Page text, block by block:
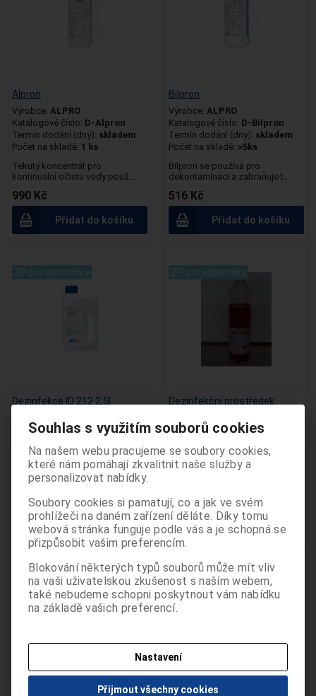
Alpron
Výrobce: ALPRO
Katalogové číslo: D-Alpron
Termín dodání (dny): skladem
Počet na skladě: 1 ks
Tekutý koncentrát pro
kontinuální očistu vody použ...
990 Kč
Přidat do košíku
Bilpron
Výrobce: ALPRO
Katalogové číslo: D-Bilpron
Termín dodání (dny): skladem
Počet na skladě: >5ks
Bilpron se používá pro
dekontaminaci a zabraňuje t...
516 Kč
Přidat do košíku
ZP pro odborníky
Dezinfekce ID 212 2,5l
Katalogové číslo: DO-0014713
Počet na skladě: 0 ks
na dezinfekci nástrojů
2 764 Kč
Přidat do košíku
ZP pro odborníky
Dezinfekční prostředek
Výrobce:CHIRANA MEDICAL
Katalogové číslo:
D-
054273240001
Termín dodání (dny):
PRODUKT již není dostupný,
náhrada Bilpron - vi ní...
881 Kč
ZP pro odborníky
Sleva
10 %
ZP pro odborníky
Oddělení Pro stomatology je určeno
odborným pracovníkům ve zdravotnictví a
informace zde uvedené nejsou určeny pro
těchto stránek potvrzujete, že jste
odborníkem ve smyslu §2a zákona č.
40/1995 Sb. o regulaci reklamy.
Beru na vědomí, že informace obsažené
dále na těchto stránkách nejsou určeny
laické veřejnosti, nýbrž zdravotnickým
odborníkům, a to se všemi riziky a důsledky
z toho plynoucími pro laickou veřejnost.
ANO POTVRZUJI
NEJSEM ODBORNÍK
Souhlas s využitím souborů cookies
Na našem webu pracujeme se soubory cookies,
které nám pomáhají zkvalitnit naše služby a
personalizovat nabídky.
Soubory cookies si pamatují, co a jak ve svém
prohlížeči na daném zařízení děláte. Díky tomu
webová stránka funguje podle vás a je schopná se
přizpůsobit vašim preferencím.
Blokování některých typů souborů může mít vliv
na vaši uživatelskou zkušenost s naším webem,
také nebudeme schopni poskytnout vám nabídku
na základě vašich preferencí.
Nastavení
Přijmout všechny cookies